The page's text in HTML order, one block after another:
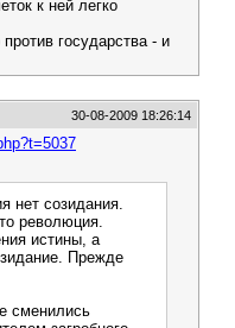
к ней легко
государства - и
30-08-2009 18:26:14
нет созидания.
революция.
истины, а
Прежде
сменились